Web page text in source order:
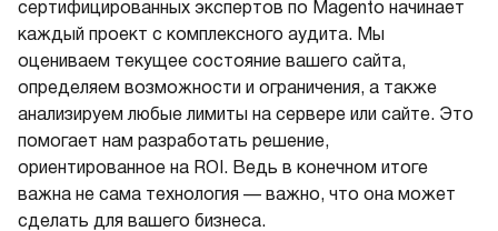
сертифицированных экспертов по Magento начинает
каждый проект с комплексного аудита. Мы
оцениваем текущее состояние вашего сайта,
определяем возможности и ограничения, а также
анализируем любые лимиты на сервере или сайте. Это
помогает нам разработать решение,
ориентированное на ROI. Ведь в конечном итоге
важна не сама технология — важно, что она может
сделать для вашего бизнеса.